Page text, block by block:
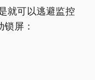
就可以逃避监控
屏：